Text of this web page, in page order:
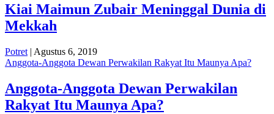
Kiai Maimun Zubair Meninggal Dunia di
Mekkah
Potret | Agustus 6, 2019
Anggota-Anggota Dewan Perwakilan Rakyat Itu Maunya Apa?
Anggota-Anggota Dewan Perwakilan
Rakyat Itu Maunya Apa?